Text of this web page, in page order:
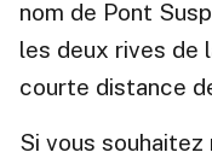
nom de Pont
les deux rives de
courte distance
Si vous